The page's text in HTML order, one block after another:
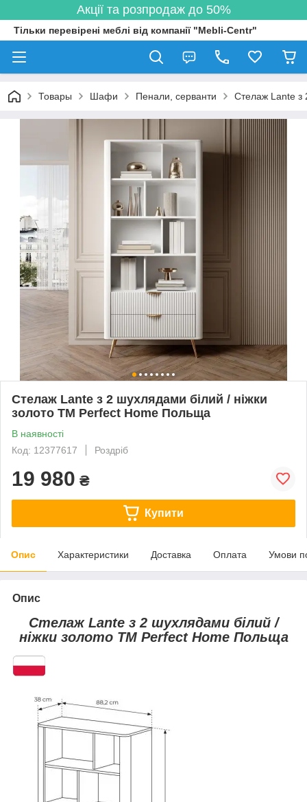
Акції та розпродаж до 50%
Тільки перевірені меблі від компанії "Mebli-Centr"
Товары Шафи Пенали, серванти Стелаж Lante з
Стелаж Lante з 2 шухлядами білий / ніжки
золото ТМ Perfect Home Польща
В наявності
Код: 12377617
Роздріб
19 980 ₴
Купити
Опис Характеристики Доставка Оплата Умови
Опис
Стелаж Lante з 2 шухлядами білий /
ніжки золото ТМ Perfect Home Польща